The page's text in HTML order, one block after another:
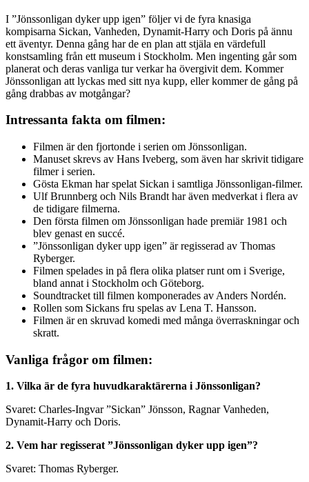
I ”Jönssonligan dyker upp igen” följer vi de fyra knasiga
kompisarna Sickan, Vanheden, Dynamit-Harry och Doris på ännu
ett äventyr. Denna gång har de en plan att stjäla en värdefull
konstsamling från ett museum i Stockholm. Men ingenting går som
planerat och deras vanliga tur verkar ha övergivit dem. Kommer
Jönssonligan att lyckas med sitt nya kupp, eller kommer de gång på
gång drabbas av motgångar?
Intressanta fakta om filmen:
Filmen är den fjortonde i serien om Jönssonligan.
Manuset skrevs av Hans Iveberg, som även har skrivit tidigare
filmer i serien.
Gösta Ekman har spelat Sickan i samtliga Jönssonligan-filmer.
Ulf Brunnberg och Nils Brandt har även medverkat i flera av
de tidigare filmerna.
Den första filmen om Jönssonligan hade premiär 1981 och
blev genast en succé.
”Jönssonligan dyker upp igen” är regisserad av Thomas
Ryberger.
Filmen spelades in på flera olika platser runt om i Sverige,
bland annat i Stockholm och Göteborg.
Soundtracket till filmen komponerades av Anders Nordén.
Rollen som Sickans fru spelas av Lena T. Hansson.
Filmen är en skruvad komedi med många överraskningar och
skratt.
Vanliga frågor om filmen:
1. Vilka är de fyra huvudkaraktärerna i Jönssonligan?
Svaret: Charles-Ingvar ”Sickan” Jönsson, Ragnar Vanheden,
Dynamit-Harry och Doris.
2. Vem har regisserat ”Jönssonligan dyker upp igen”?
Svaret: Thomas Ryberger.